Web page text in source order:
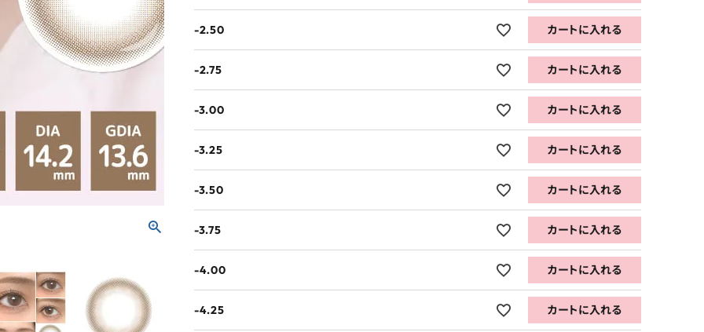
-2.50 カートに入れる
-2.75 カートに入れる
-3.00 カートに入れる
-3.25 カートに入れる
-3.50 カートに入れる
-3.75 カートに入れる
-4.00 カートに入れる
-4.25 カートに入れる